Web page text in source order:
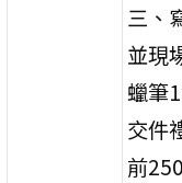
三、
並現
蠟筆
交件
前